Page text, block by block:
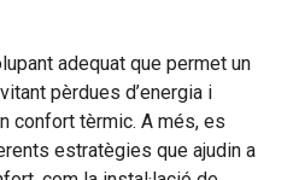
adequat que permet un
pèrdues d’energia i
confort tèrmic. A més, es
estratègies que ajudin a